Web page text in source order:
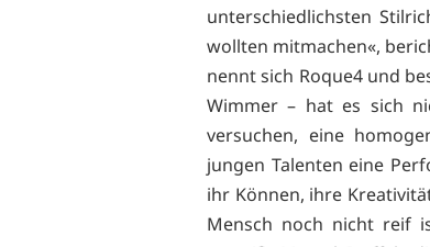
unterschiedlichsten
wollten mitmachen«,
nennt sich Roque4 und
Wimmer – hat es sich
versuchen, eine
jungen Talenten eine
ihr Können, ihre
Mensch noch nicht reif